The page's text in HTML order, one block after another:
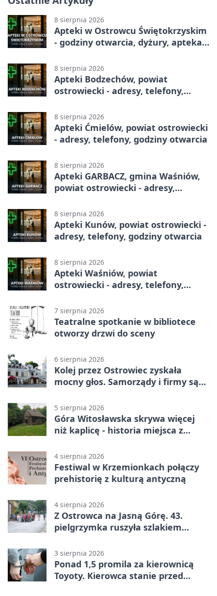
8 sierpnia 2026
Apteki w Ostrowcu Świętokrzyskim
- godziny otwarcia, dyżury, apteka
8 sierpnia 2026
Apteki Bodzechów, powiat
ostrowiecki - adresy, telefony,
8 sierpnia 2026
Apteki Ćmielów, powiat ostrowiecki
- adresy, telefony, godziny otwarcia
8 sierpnia 2026
Apteki GARBACZ, gmina Waśniów,
powiat ostrowiecki - adresy,
8 sierpnia 2026
Apteki Kunów, powiat ostrowiecki -
adresy, telefony, godziny otwarcia
8 sierpnia 2026
Apteki Waśniów, powiat
ostrowiecki - adresy, telefony,
7 sierpnia 2026
Teatralne spotkanie w bibliotece
otworzy drzwi do sceny
6 sierpnia 2026
Kolej przez Ostrowiec zyskała
mocny głos. Samorządy i firmy są
5 sierpnia 2026
Góra Witosławska skrywa więcej
niż kaplicę - historia miejsca z
4 sierpnia 2026
Festiwal w Krzemionkach połączy
prehistorię z kulturą antyczną
4 sierpnia 2026
Z Ostrowca na Jasną Górę. 43.
pielgrzymka ruszyła szlakiem
3 sierpnia 2026
Ponad 1,5 promila za kierownicą
Toyoty. Kierowca stanie przed